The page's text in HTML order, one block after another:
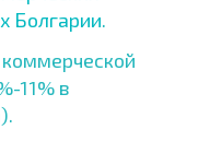
Болгарии.
11% в